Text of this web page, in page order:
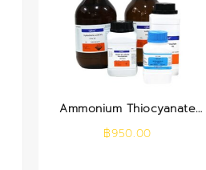
Ammonium Thiocyanate
AR 500 g.
฿950.00